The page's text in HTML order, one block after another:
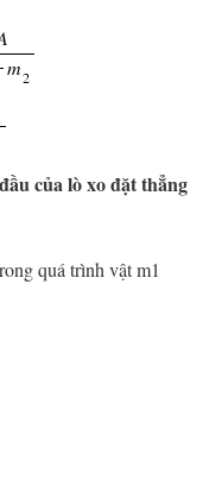
của lò xo đặt thẳng
quá trình vật m1